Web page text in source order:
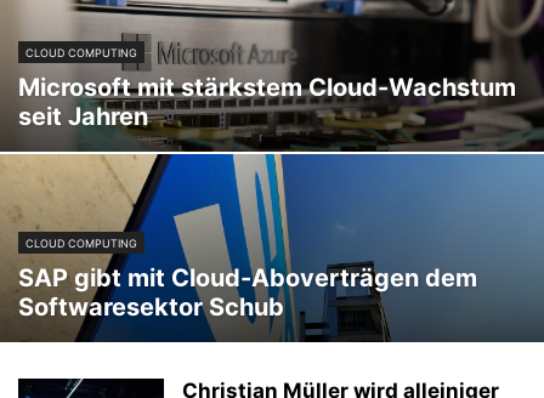
CLOUD COMPUTING
Microsoft mit stärkstem Cloud-Wachstum
seit Jahren
CLOUD COMPUTING
SAP gibt mit Cloud-Aboverträgen dem
Softwaresektor Schub
Christian Müller wird alleiniger